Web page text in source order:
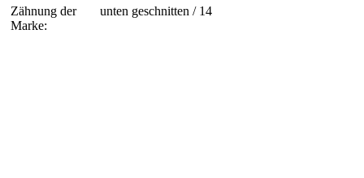
Zähnung der
Marke:
unten geschnitten / 14